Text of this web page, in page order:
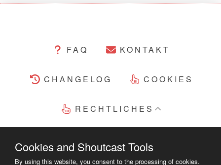
FAQ KONTAKT
CHANGELOG COOKIES
RECHTLICHES
Cookies and Shoutcast Tools
By using this website, you consent to the processing of cookies.